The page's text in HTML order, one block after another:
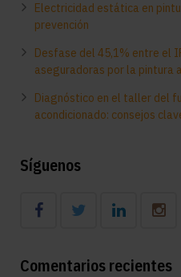
Electricidad estática en
prevención
Desfase del 45,1% entre el
aseguradoras por la pintura
Diagnóstico en el taller del
acondicionado: consejos
Síguenos
Comentarios recientes